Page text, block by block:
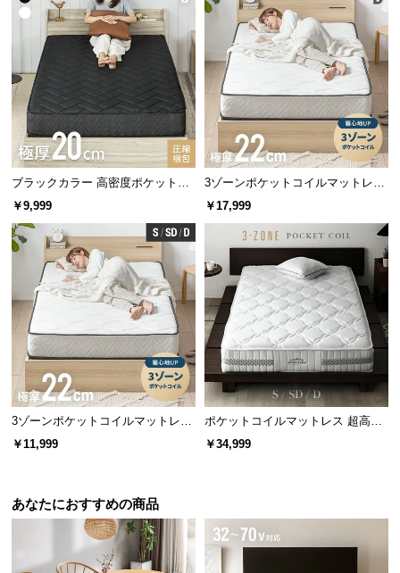
ブ
グ
企
業
情
✖ フィットしにくい
体に沿いにくく寝心地が悪い
〇 フィットしやすい
体に細かく沿い寝心地が良い
耐久性の高い線径
線径は太めの2.0㎜を使用しました。耐久性に優れる
ため、毎日安心してご使用頂けます。
コイル線径
線径の太さ=コイルの強度
ブラックカラー 高密度ポケットコ
イルマットレス S
￥9,999
3ゾーンポケットコイルマットレス
厚さ22cm D
￥17,999
3ゾーンポケットコイルマットレス
厚さ22cm S/SD/D
￥11,999
ポケットコイルマットレス 超高密
度3ゾーン 硬め 厚さ24cm S/SD/D
￥34,999
あなたにおすすめの商品